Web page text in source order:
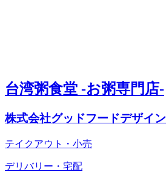
台湾粥食堂 -お粥専門店-
株式会社グッドフードデザイン
テイクアウト・小売
デリバリー・宅配